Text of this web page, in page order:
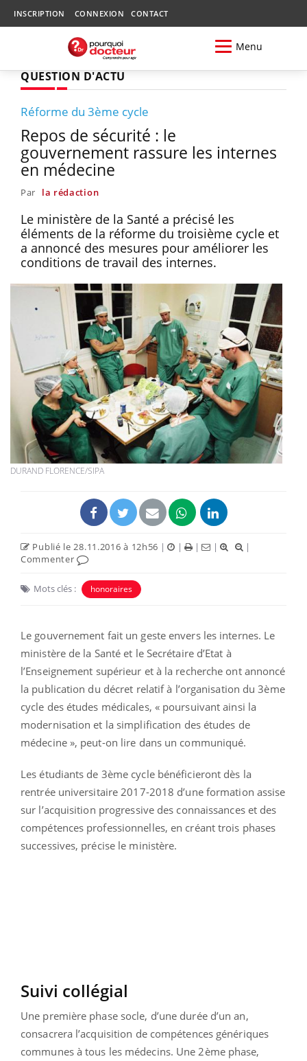
INSCRIPTION CONNEXION CONTACT
Menu
QUESTION D'ACTU
Réforme du 3ème cycle
Repos de sécurité : le
gouvernement rassure les internes
en médecine
Par la rédaction
Le ministère de la Santé a précisé les
éléments de la réforme du troisième cycle et
a annoncé des mesures pour améliorer les
conditions de travail des internes.
DURAND FLORENCE/SIPA
Publié le 28.11.2016 à 12h56 | | | |
|
Commenter
Mots clés : honoraires
Le gouvernement fait un geste envers les internes. Le
ministère de la Santé et le Secrétaire d’Etat à
l’Enseignement supérieur et à la recherche ont annoncé
la publication du décret relatif à l’organisation du 3ème
cycle des études médicales, « poursuivant ainsi la
modernisation et la simplification des études de
médecine », peut-on lire dans un communiqué.
Les étudiants de 3ème cycle bénéficieront dès la
rentrée universitaire 2017-2018 d’une formation assise
sur l’acquisition progressive des connaissances et des
compétences professionnelles, en créant trois phases
successives, précise le ministère.
Suivi collégial
Une première phase socle, d’une durée d’un an,
consacrera l’acquisition de compétences génériques
communes à tous les médecins. Une 2ème phase,